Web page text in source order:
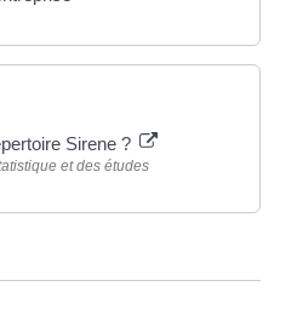
Sirene ?
et des études